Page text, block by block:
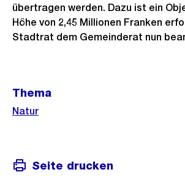
übertragen werden. Dazu ist ein
Höhe von 2,45 Millionen Franken
Stadtrat dem Gemeinderat nun
Informationen
Thema
Natur
Seite drucken